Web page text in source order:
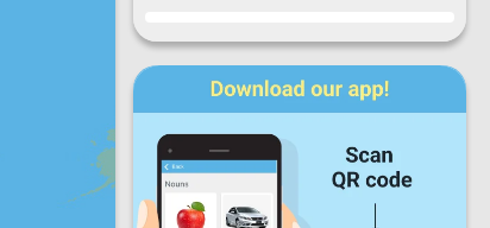
Postęp
Pn. Śr. Cz.